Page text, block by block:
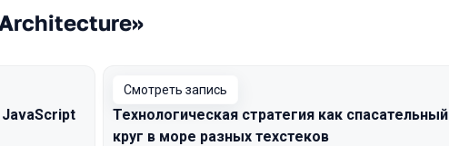
Смотреть запись
Технологическая стратегия как спасательный
круг в море разных техстеков